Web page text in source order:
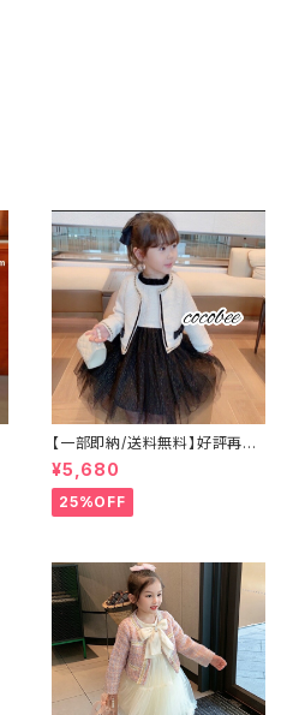
【一部即納/送料無料】好評再入
荷女の子フォーマルスーツキッズ
ワンピース×ジャケット入学式卒
業式入園式卒園式女の子フォー
マルスーツピアノ発表会セットア
ピースこどもホワイトジャケット
セットアップセレモニー1001101
20130140150160cm
¥5,680
25%OFF